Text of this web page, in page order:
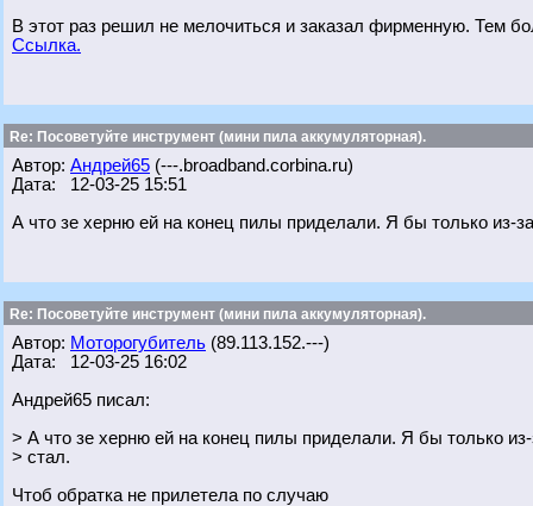
В этот раз решил не мелочиться и заказал фирменную. Тем
Ссылка.
Re: Посоветуйте инструмент (мини пила аккумуляторная).
Автор: Андрей65 (---.broadband.corbina.ru)
Дата: 12-03-25 15:51
А что зе херню ей на конец пилы приделали. Я бы только из-
Re: Посоветуйте инструмент (мини пила аккумуляторная).
Автор: Моторогубитель (89.113.152.---)
Дата: 12-03-25 16:02
Андрей65 писал:
> А что зе херню ей на конец пилы приделали. Я бы только из-
> стал.
Чтоб обратка не прилетела по случаю